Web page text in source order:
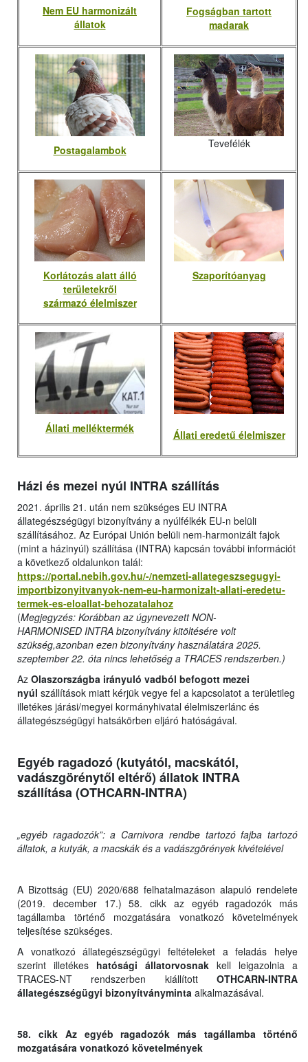
Nem EU harmonizált
állatok
Fogságban tartott
madarak
Postagalambok Tevefélék
Korlátozás alatt álló
területekről
származó élelmiszer
Szaporítóanyag
Állati melléktermék Állati eredetű élelmiszer
Házi és mezei nyúl INTRA szállítás
2021. április 21. után nem szükséges EU INTRA
állategészségügyi bizonyítvány a nyúlfélkék EU-n belüli
szállításához. Az Európai Unión belüli nem-harmonizált fajok
(mint a házinyúl) szállítása (INTRA) kapcsán további információt
a következő oldalunkon talál:
https://portal.nebih.gov.hu/-/nemzeti-allategeszsegugyi-
importbizonyitvanyok-nem-eu-harmonizalt-allati-eredetu-
termek-es-eloallat-behozatalahoz
(Megjegyzés: Korábban az úgynevezett NON-
HARMONISED INTRA bizonyítvány kitöltésére volt
szükség,azonban ezen bizonyítvány használatára 2025.
szeptember 22. óta nincs lehetőség a TRACES rendszerben.)
Az Olaszországba irányuló vadból befogott mezei
nyúl szállítások miatt kérjük vegye fel a kapcsolatot a területileg
illetékes járási/megyei kormányhivatal élelmiszerlánc és
állategészségügyi hatsákörben eljáró hatóságával.
Egyéb ragadozó (kutyától, macskától,
vadászgörénytől eltérő) állatok INTRA
szállítása (OTHCARN-INTRA)
„egyéb ragadozók”: a Carnivora rendbe tartozó fajba tartozó
állatok, a kutyák, a macskák és a vadászgörények kivételével
A Bizottság (EU) 2020/688 felhatalmazáson alapuló rendelete
(2019. december 17.) 58. cikk az egyéb ragadozók más
tagállamba történő mozgatására vonatkozó követelmények
teljesítése szükséges.
A vonatkozó állategészségügyi feltételeket a feladás helye
szerint illetékes hatósági állatorvosnak kell leigazolnia a
TRACES-NT rendszerben kiállított OTHCARN-INTRA
állategészségügyi bizonyítványminta alkalmazásával.
58. cikk Az egyéb ragadozók más tagállamba történő
mozgatására vonatkozó követelmények